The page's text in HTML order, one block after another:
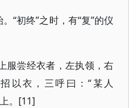
“初终”之时，有“复”的仪
服尝经衣者，左执领，右
以衣，三呼曰：“某人
。[11]